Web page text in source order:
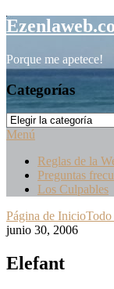
Saltar
al
Porque me apetece!
Categorías
Categorías
Menú
Reglas de la
Preguntas
Los Culpables
Página de Inicio
junio 30, 2006
Elefant